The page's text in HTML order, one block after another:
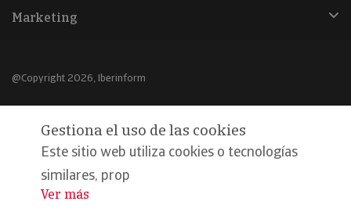
Marketing
@Copyright 2026, Iberinform
Declaración de privacidad
Compromiso calidad y seguridad
Gestiona el uso de las cookies
Este sitio web utiliza cookies o tecnologías
similares, prop
...
Ver más